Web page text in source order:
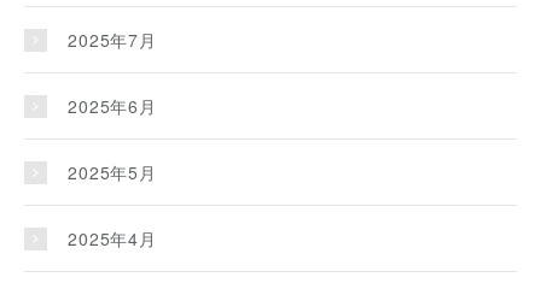
2025年7月
2025年6月
2025年5月
2025年4月